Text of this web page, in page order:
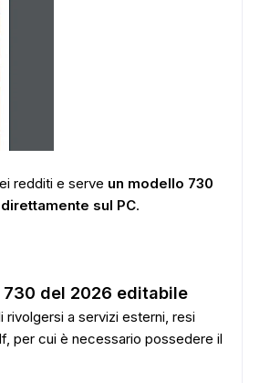
redditi e serve un modello 730
sul PC.
730 del 2026 editabile
rivolgersi a servizi esterni, resi
per cui è necessario possedere il